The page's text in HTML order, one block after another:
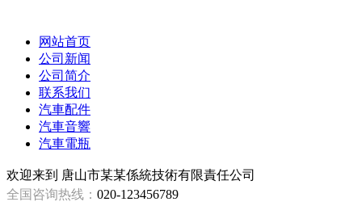
网站首页
公司新闻
公司简介
联系我们
汽車配件
汽車音響
汽車電瓶
欢迎来到 唐山市某某係統技術有限責任公司
全国咨询热线： 020-123456789